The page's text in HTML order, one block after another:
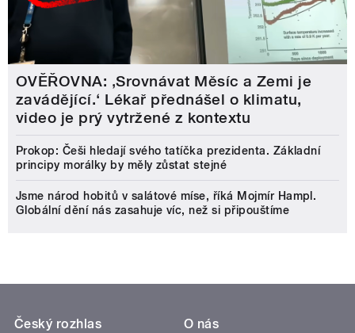
OVĚŘOVNA: ‚Srovnávat Měsíc a Zemi je
zavádějící.‘ Lékař přednášel o klimatu,
video je prý vytržené z kontextu
Prokop: Češi hledají svého tatíčka prezidenta. Základní
principy morálky by měly zůstat stejné
Jsme národ hobitů v salátové míse, říká Mojmír Hampl.
Globální dění nás zasahuje víc, než si připouštíme
Český rozhlas
O nás